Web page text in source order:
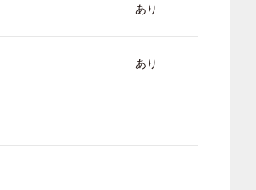
あり
あり